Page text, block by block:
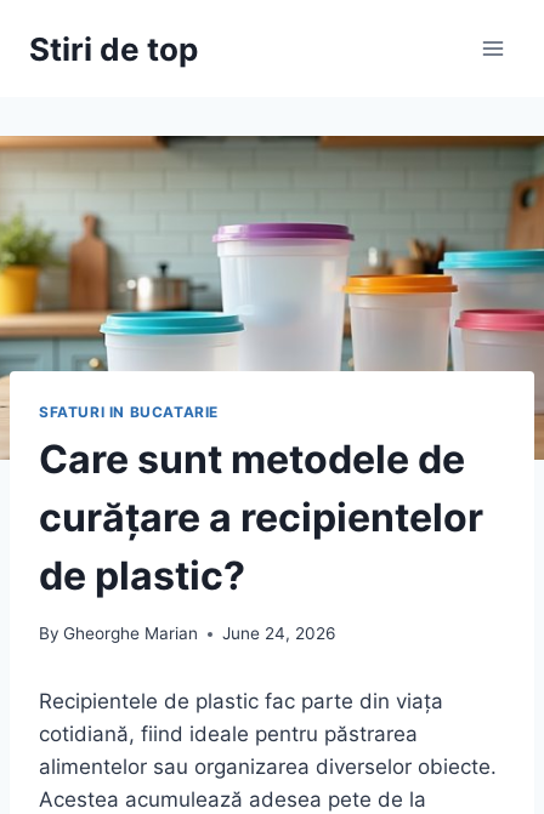
Stiri de top
SFATURI IN BUCATARIE
Care sunt metodele de
curățare a recipientelor
de plastic?
By Gheorghe Marian June 24, 2026
Recipientele de plastic fac parte din viața
cotidiană, fiind ideale pentru păstrarea
alimentelor sau organizarea diverselor obiecte.
Acestea acumulează adesea pete de la